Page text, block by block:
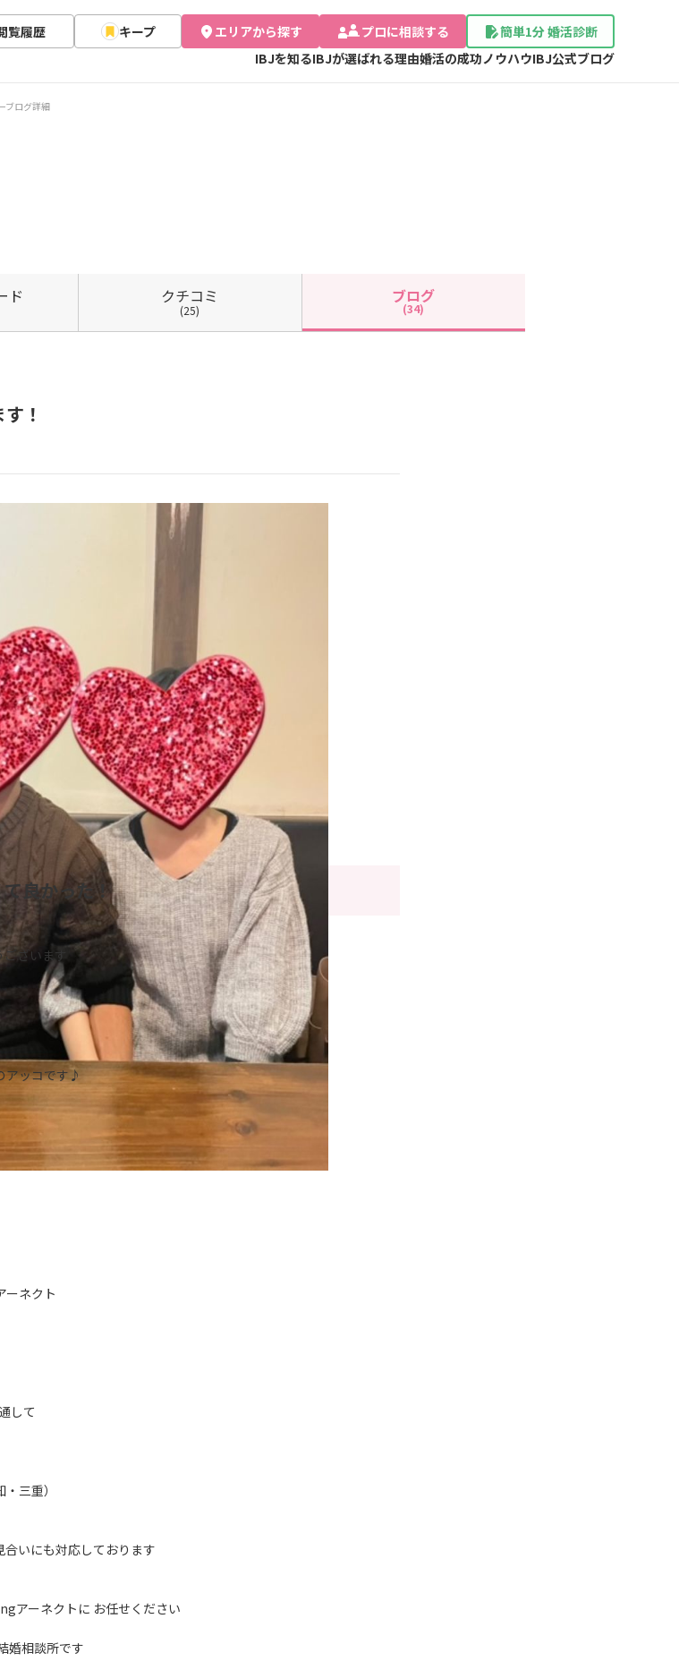
覧履歴 キープ エリアから探す プロに相談する
簡単1分 婚活診断
IBJを知るIBJが選ばれる理由婚活の成功ノウハウIBJ公式ブログ
ブログ詳細
ド クチコミ
(25)
ブログ
(34)
！
良かった！
ざいます
アッコです♪
ネクト
して
三重）
いにも対応しております
アーネクトに お任せください
婚相談所です